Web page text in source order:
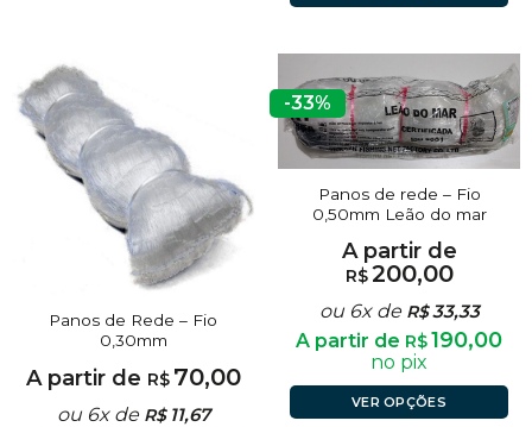
Panos de Rede – Fio
0,30mm
A partir de R$ 70,00
ou 6x de R$ 11,67
-33%
Panos de rede – Fio
0,50mm Leão do mar
A partir de
R$200,00
ou 6x de R$33,33
A partir de R$190,00
no pix
VER OPÇÕES